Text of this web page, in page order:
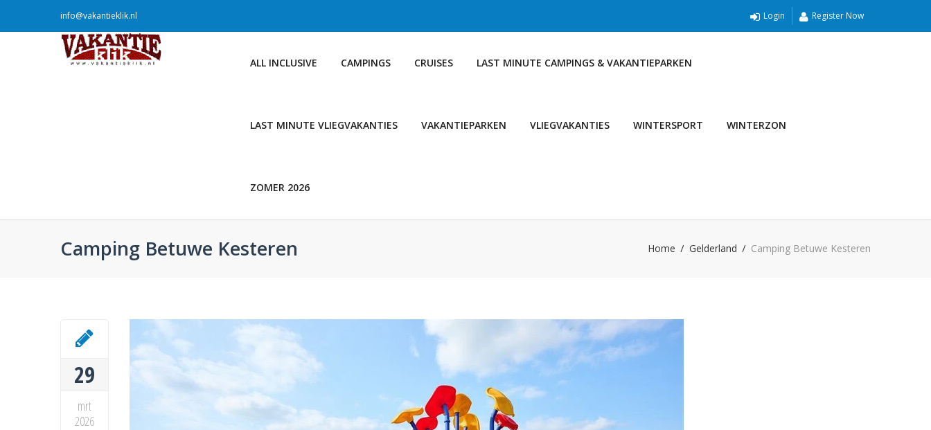
info@vakantieklik.nl Login Register Now
ALL INCLUSIVE CAMPINGS CRUISES LAST MINUTE CAMPINGS & VAKANTIEPARKEN
LAST MINUTE VLIEGVAKANTIES VAKANTIEPARKEN VLIEGVAKANTIES WINTERSPORT WINTERZON
ZOMER 2026
Camping Betuwe Kesteren Home Gelderland Camping Betuwe Kesteren
29
mrt
2026